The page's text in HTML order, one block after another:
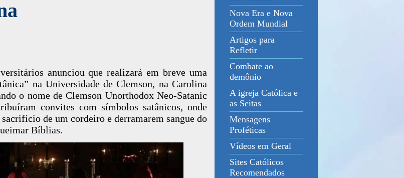
anunciou que realizará em breve uma
na Universidade de Clemson, na Carolina
o nome de Clemson Unorthodox Neo-Satanic
convites com símbolos satânicos, onde
de um cordeiro e derramarem sangue do
Bíblias.
Nova Era e Nova
Ordem Mundial
Artigos para
Refletir
Combate ao
demônio
A igreja Católica e
as Seitas
Mensagens
Proféticas
Vídeos em Geral
Sites Católicos
Recomendados